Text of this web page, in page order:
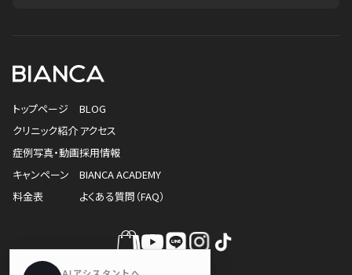
トップページ
クリニック紹介
症例写真・動画
キャンペーン
料金表
BLOG
アクセス
採用情報
BIANCA ACADEMY
よくある質問（FAQ）